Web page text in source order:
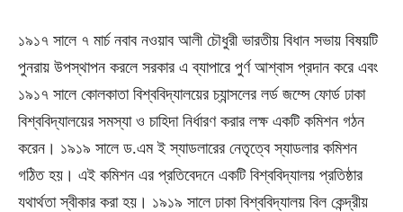
১৯১৭ সালে ৭ মার্চ নবাব নওয়াব আলী চৌধুরী ভারতীয় বিধান সভায় বিষয়টি
পুনরায় উপস্থাপন করলে সরকার এ ব্যাপারে পুর্ণ আশ্বাস প্রদান করে এবং
১৯১৭ সালে কোলকাতা বিশ্ববিদ্যালয়ের চ্যান্সলের লর্ড জম্সে ফোর্ড ঢাকা
বিশ্ববিদ্যালয়ের সমস্যা ও চাহিদা নির্ধারণ করার লক্ষ একটি কমিশন গঠন
করেন। ১৯১৯ সালে ড.এম ই স্যাডলারের নেতৃত্বে স্যাডলার কমিশন
গঠিত হয়। এই কমিশন এর প্রতিবেদনে একটি বিশ্ববিদ্যালয় প্রতিষ্ঠার
যথার্থতা স্বীকার করা হয়। ১৯১৯ সালে ঢাকা বিশ্ববিদ্যালয় বিল কেন্দ্রীয়